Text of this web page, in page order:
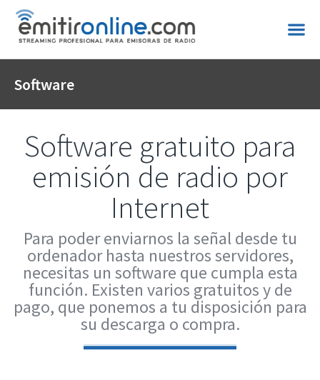
Software
Software gratuito para
emisión de radio por
Internet
Para poder enviarnos la señal desde tu
ordenador hasta nuestros servidores,
necesitas un software que cumpla esta
función. Existen varios gratuitos y de
pago, que ponemos a tu disposición para
su descarga o compra.